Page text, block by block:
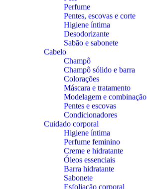
Perfume
Pentes, escovas e corte
Higiene íntima
Desodorizante
Sabão e sabonete
Cabelo
Champô
Champô sólido e barra
Colorações
Máscara e tratamento
Modelagem e combinação
Pentes e escovas
Condicionadores
Cuidado corporal
Higiene íntima
Perfume feminino
Creme e hidratante
Óleos essenciais
Barra hidratante
Sabonete
Esfoliação corporal